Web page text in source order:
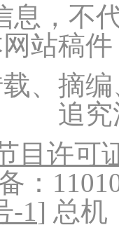
息，不
站稿
、摘
追
目许可
：
-1] 总机